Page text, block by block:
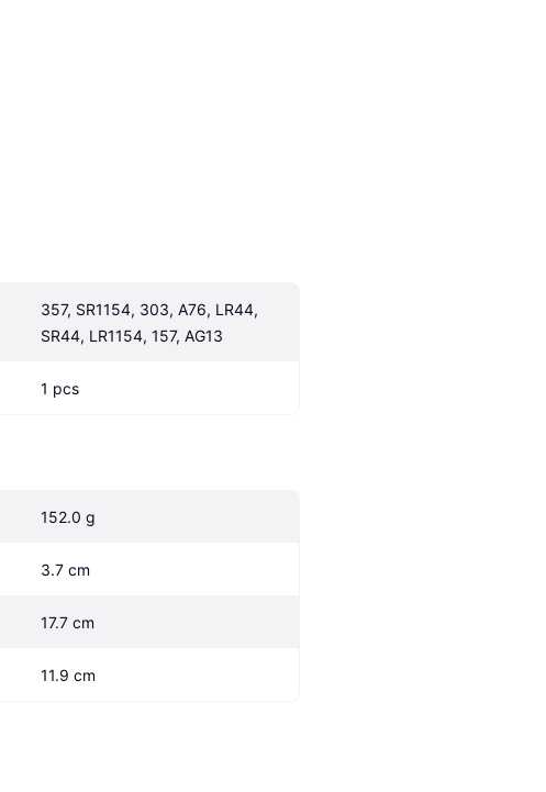
357, SR1154, 303, A76, LR44,
SR44, LR1154, 157, AG13
1 pcs
152.0 g
3.7 cm
17.7 cm
11.9 cm